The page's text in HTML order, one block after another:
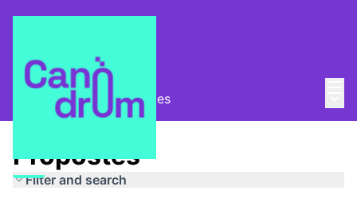
Pla Estratègic Propostes
Propostes
Filter and search